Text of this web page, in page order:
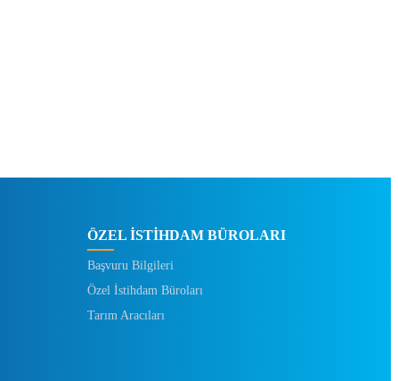
ÖZEL İSTİHDAM BÜROLARI
Başvuru Bilgileri
Özel İstihdam Büroları
Tarım Aracıları